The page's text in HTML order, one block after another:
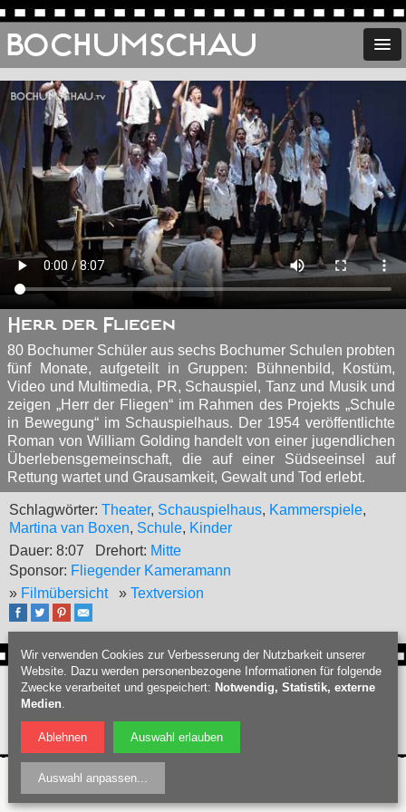
BOCHUMSCHAU
Herr der Fliegen
80 Bochumer Schüler aus sechs Bochumer Schulen probten
fünf Monate, aufgeteilt in Gruppen: Bühnenbild, Kostüm,
Video und Multimedia, PR, Schauspiel, Tanz und Musik und
zeigen „Herr der Fliegen“ im Rahmen des Projekts „Schule
in Bewegung“ im Schauspielhaus. Der 1954 veröffentlichte
Roman von William Golding handelt von einer jugendlichen
Überlebensgemeinschaft, die auf einer Südseeinsel auf
Rettung wartet und Grausamkeit, Gewalt und Tod erlebt.
Schlagwörter: Theater, Schauspielhaus, Kammerspiele,
Martina van Boxen, Schule, Kinder
Dauer: 8:07
Drehort: Mitte
Sponsor: Fliegender Kameramann
» Filmübersicht » Textversion
Webdesign Bochum:PIXELHAUS®
Filmproduktion Bochum
Wir verwenden Cookies zur Verbesserung der Nutzbarkeit unserer
Website. Dazu werden personenbezogene Informationen für folgende
Zwecke verarbeitet und gespeichert: Notwendig, Statistik, externe
Medien.
Ablehnen Auswahl erlauben
Auswahl anpassen...